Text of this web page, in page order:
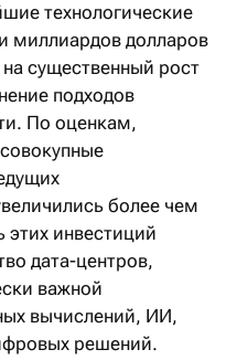
технологические
миллиардов долларов
существенный рост
подходов
По оценкам,
более чем
этих инвестиций
дата-центров,
важной
вычислений, ИИ,
решений.